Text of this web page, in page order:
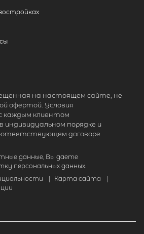
на настоящем сайте, не
офертой. Условия
каждым клиентом
индивидуальном порядке и
договоре
данные, Вы даете
персональных данных.
Карта сайта